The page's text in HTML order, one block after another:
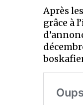
Après
grâce à